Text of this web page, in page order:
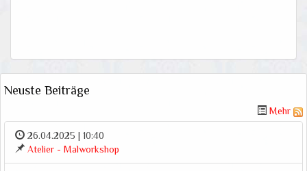
Neuste Beiträge
Mehr
26.04.2025 | 10:40
Atelier - Malworkshop